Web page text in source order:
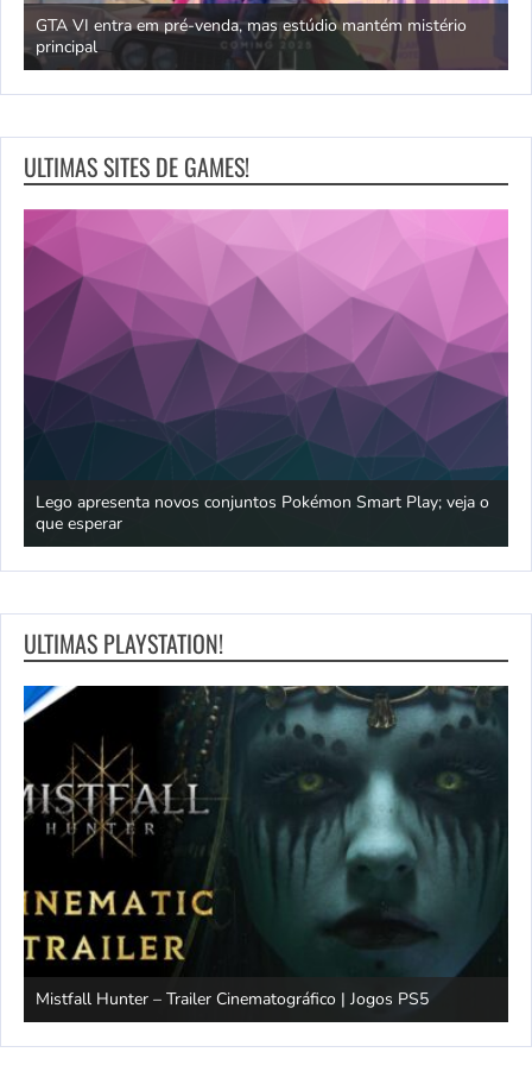
GTA VI entra em pré-venda, mas estúdio mantém mistério
principal
ULTIMAS SITES DE GAMES!
Lego apresenta novos conjuntos Pokémon Smart Play; veja o
que esperar
ULTIMAS PLAYSTATION!
Mistfall Hunter – Trailer Cinematográfico | Jogos PS5